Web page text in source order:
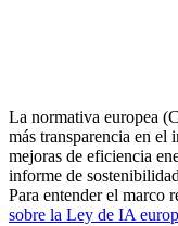
La normativa europea
más transparencia en el
mejoras de eficiencia
informe de
Para entender el marco
sobre la Ley de IA